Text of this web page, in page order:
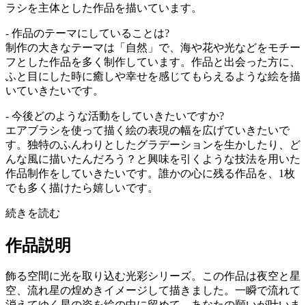
ラシを主体とした作品を描いています。
- 作品のテーマにしていることは?
制作の大きなテーマは「自然」で、海や花や光などをモチー
フとした作品を多く制作しています。作品と出会った方に、
ふと目にした時に癒しや幸せを感じてもらえるような絵を描
いていきたいです。
- 今後どのような活動をしていきたいですか?
エアブラシを使って描く絵の表現の幅を広げていきたいで
す。独特のふんわりとしたグラデーションを生かしたり、ど
んな風に描いたんだろう？と興味を引くような技法を用いた
作品制作をしていきたいです。誰かの心に残る作品を、1枚
でも多く描けたら嬉しいです。
続きを読む
作品説明
飾る空間に光を取り込む光彩シリーズ。この作品は夜空と星
空、流れ星の煌めきイメージして描きました。一瞬で流れて